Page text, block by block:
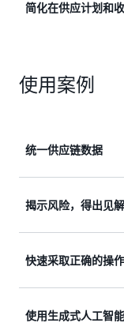
更明智的供应链
简化在供应计划和
集可持续性数据。
使用案例
统一供应链数据
从供应链中收集
探索 AWS
了解有关 AWS
揭示风险，得出见
获得由机器学习
详细了解 ML 驱
快速采取正确的操作
查看推荐的行动
使用生成式人工智